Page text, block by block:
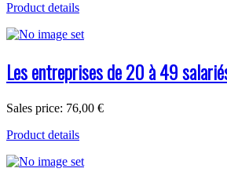
Product details
Les entreprises de 20 à 49
Sales price: 76,00 €
Product details